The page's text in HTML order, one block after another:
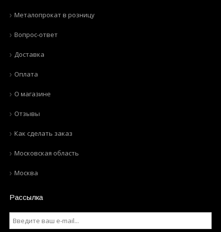
Металопрокат в розницу
Вопрос-ответ
Доставка
Оплата
О магазине
Отзывы
Как сделать заказ
Московская область
Москва
Рассылка